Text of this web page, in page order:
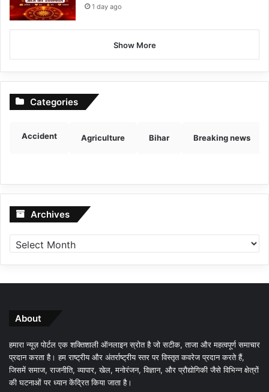
1 day ago
Show More
Categories
Accident Agriculture Bihar Breaking news
Archives Archives
About
हमारा न्यूज़ पोर्टल एक शक्तिशाली ऑनलाइन स्रोत है जो सटीक, ताजा और महत्वपूर्ण समाचार
प्रदान करता है। हम राष्ट्रीय और अंतर्राष्ट्रीय स्तर पर विस्तृत कवरेज प्रदान करते हैं,
जिसमें समाज, राजनीति, व्यापार, खेल, मनोरंजन, विज्ञान, और प्रौद्योगिकी जैसे विभिन्न क्षेत्रों
की घटनाओं पर ध्यान केंद्रित किया जाता है।